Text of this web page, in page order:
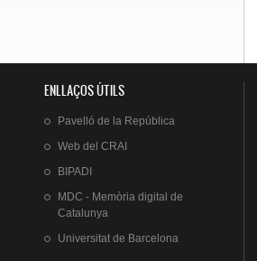
ENLLAÇOS ÚTILS
Pavelló de la República
Web del CRAI
BIPADI
MDC - Memòria digital de
Catalunya
Universitat de Barcelona